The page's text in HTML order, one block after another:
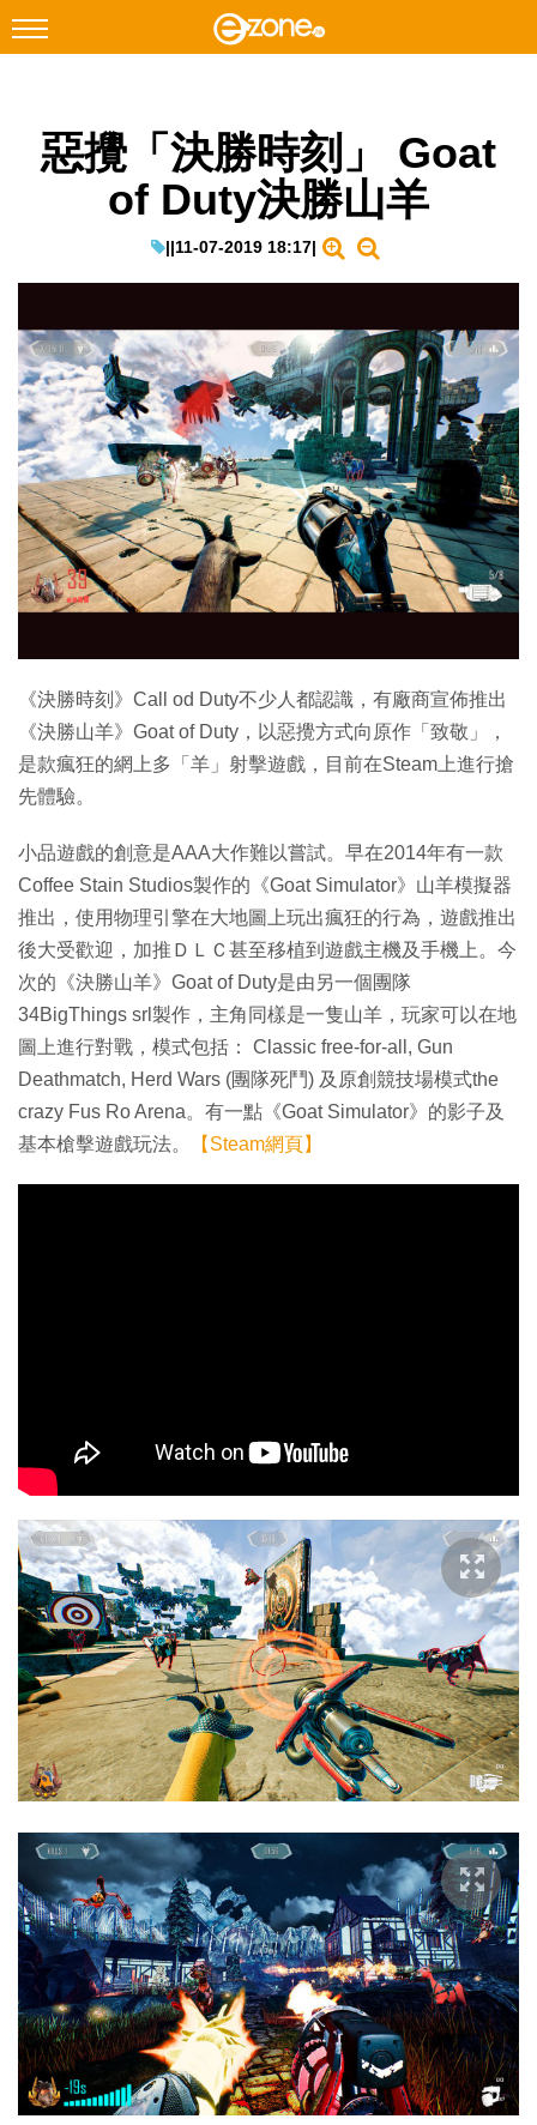
Facebook Instagram
遊戲動漫
教學評測
EduTech
IT Times
生成式AI與雲端應用
Enterprise Digital Transformation
特集
惡攪「決勝時刻」 Goat
of Duty決勝山羊
||11-07-2019 18:17|
《決勝時刻》Call od Duty不少人都認識，有廠商宣佈推出
《決勝山羊》Goat of Duty，以惡攪方式向原作「致敬」，
是款瘋狂的網上多「羊」射擊遊戲，目前在Steam上進行搶
先體驗。
小品遊戲的創意是AAA大作難以嘗試。早在2014年有一款
Coffee Stain Studios製作的《Goat Simulator》山羊模擬器
推出，使用物理引擎在大地圖上玩出瘋狂的行為，遊戲推出
後大受歡迎，加推ＤＬＣ甚至移植到遊戲主機及手機上。今
次的《決勝山羊》Goat of Duty是由另一個團隊
34BigThings srl製作，主角同樣是一隻山羊，玩家可以在地
圖上進行對戰，模式包括： Classic free-for-all, Gun
Deathmatch, Herd Wars (團隊死鬥) 及原創競技場模式the
crazy Fus Ro Arena。有一點《Goat Simulator》的影子及
基本槍擊遊戲玩法。
【Steam網頁】